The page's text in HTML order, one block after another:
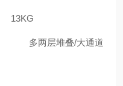
多两层堆叠/大通道